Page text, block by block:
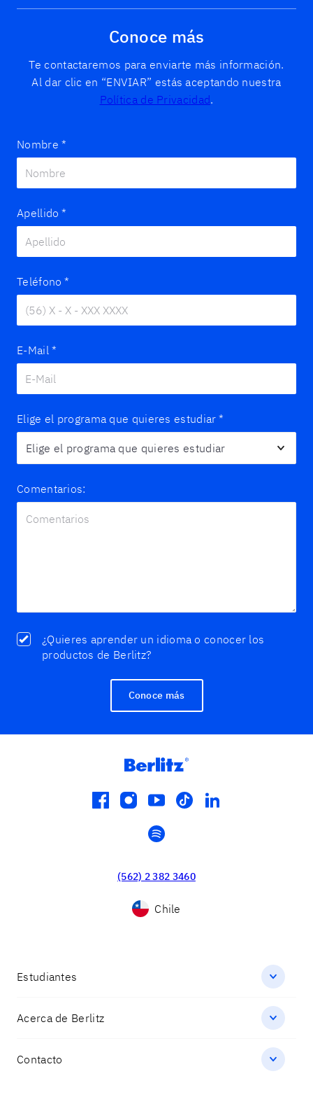
Conoce más
Te contactaremos para enviarte más información.
Al dar clic en “ENVIAR” estás aceptando nuestra
Política de Privacidad.
Nombre *
Apellido *
Teléfono *
E-Mail *
Elige el programa que quieres estudiar *
Comentarios:
¿Quieres aprender un idioma o conocer los
productos de Berlitz?
Conoce más
facebook
instagram
youtube
tiktoklinkedin
spotify
(562) 2 382 3460
Chile
Estudiantes
Acerca de Berlitz
Contacto